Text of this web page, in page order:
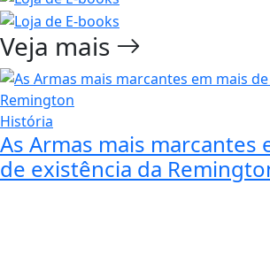
Veja mais
História
As Armas mais marcantes
de existência da